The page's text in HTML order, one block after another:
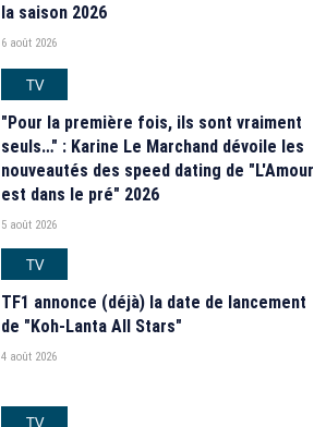
la saison 2026
6 août 2026
TV
"Pour la première fois, ils sont vraiment
seuls…" : Karine Le Marchand dévoile les
nouveautés des speed dating de "L'Amour
est dans le pré" 2026
5 août 2026
TV
TF1 annonce (déjà) la date de lancement
de "Koh-Lanta All Stars"
4 août 2026
TV